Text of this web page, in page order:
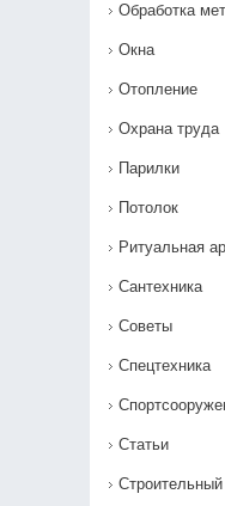
Обработка
Окна
Отопление
Охрана труда
Парилки
Потолок
Ритуальная
Сантехника
Советы
Спецтехника
Статьи